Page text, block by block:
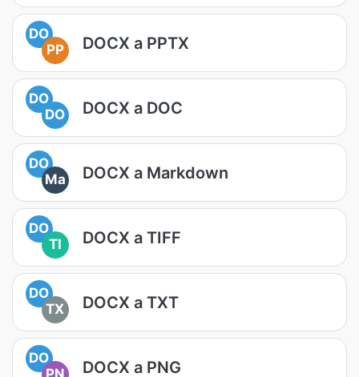
DO
PP
DOCX a PPTX
DO
DO
DOCX a DOC
DO
Ma
DOCX a Markdown
DO
TI
DOCX a TIFF
DO
TX
DOCX a TXT
DO
DOCX a PNG